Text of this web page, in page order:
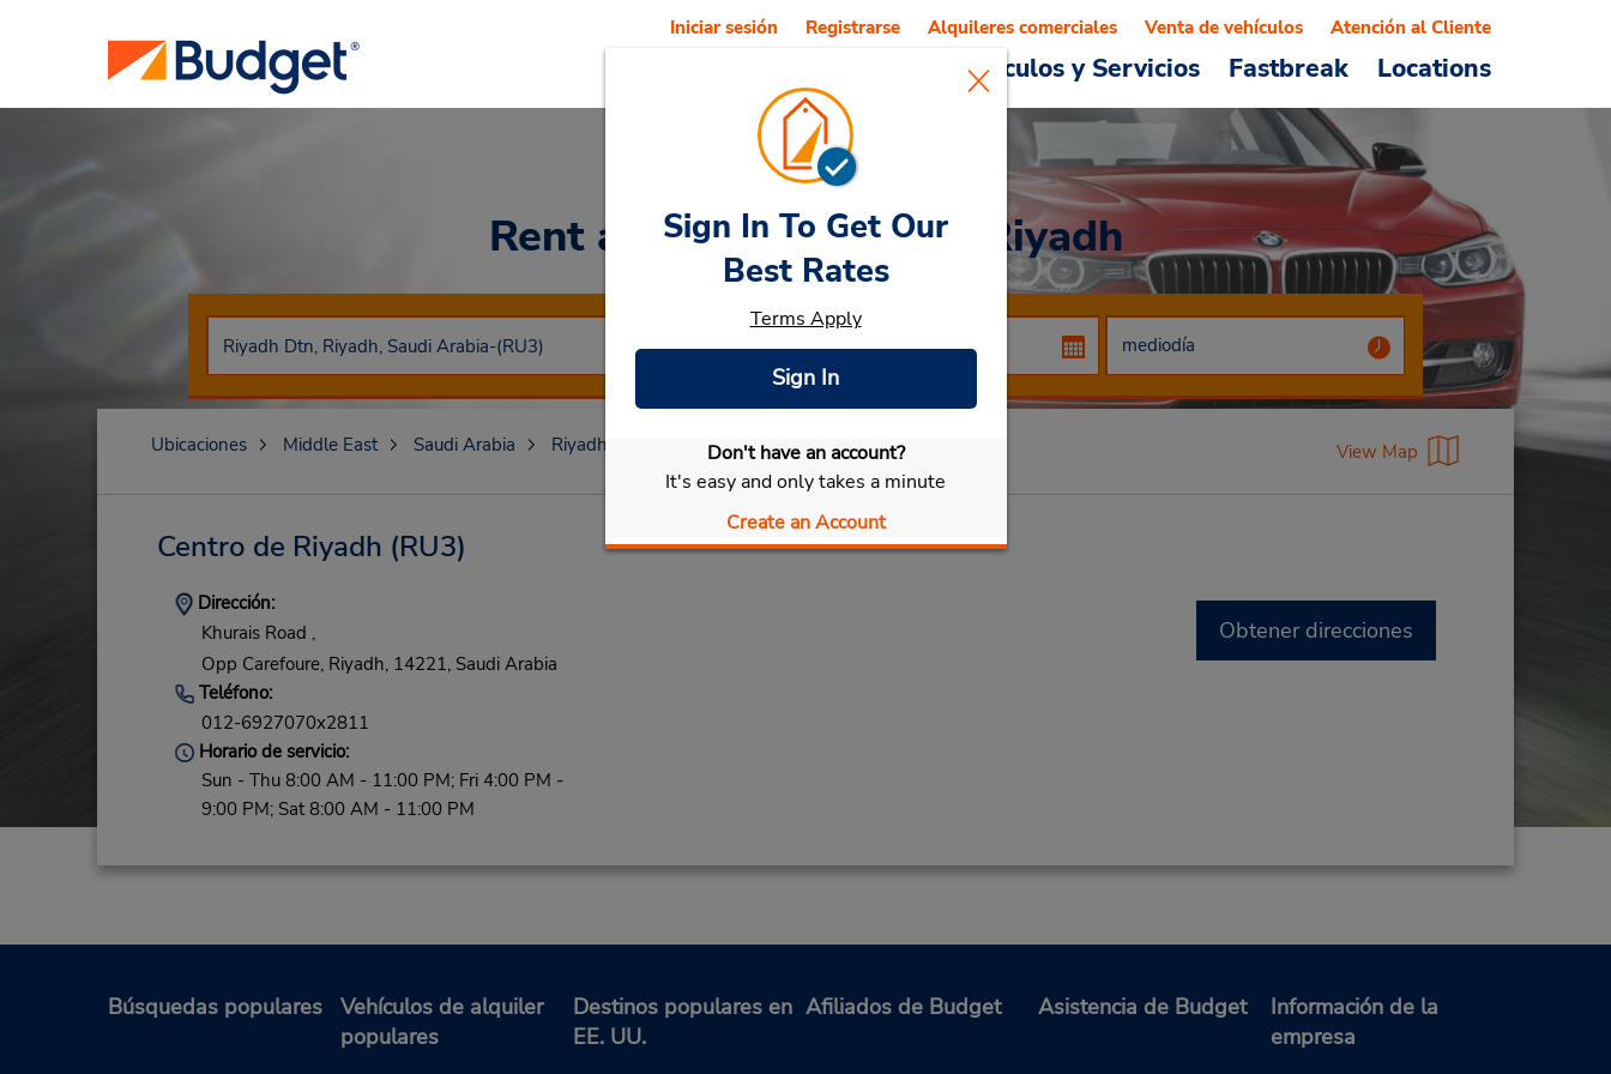
Vehículos y Servicios Fastbreak Locations
Iniciar sesión Registrarse Alquileres comerciales Venta de vehículos Atención al Cliente
Rent a Carat Centro de Riyadh
Seleccionar mi vehículo
Sign In To Get Our
Best Rates
Terms Apply
Sign In
Don't have an account?
It's easy and only takes a minute
Create an Account
Ubicaciones Middle East Saudi Arabia Riyadh Centro de Riyadh View Map
Centro de Riyadh (RU3)
Dirección:
Khurais Road ,
Opp Carefoure, Riyadh, 14221, Saudi Arabia
Teléfono:
012-6927070x2811
Horario de servicio:
Sun - Thu 8:00 AM - 11:00 PM; Fri 4:00 PM -
9:00 PM; Sat 8:00 AM - 11:00 PM
Obtener direcciones
Búsquedas populares
Vehículos de alquiler
populares
Destinos populares en
EE. UU.
Afiliados de Budget Asistencia de Budget
Información de la
empresa